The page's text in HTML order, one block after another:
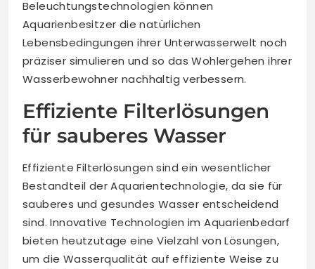
Beleuchtungstechnologien können
Aquarienbesitzer die natürlichen
Lebensbedingungen ihrer Unterwasserwelt noch
präziser simulieren und so das Wohlergehen ihrer
Wasserbewohner nachhaltig verbessern.
Effiziente Filterlösungen
für sauberes Wasser
Effiziente Filterlösungen sind ein wesentlicher
Bestandteil der Aquarientechnologie, da sie für
sauberes und gesundes Wasser entscheidend
sind. Innovative Technologien im Aquarienbedarf
bieten heutzutage eine Vielzahl von Lösungen,
um die Wasserqualität auf effiziente Weise zu